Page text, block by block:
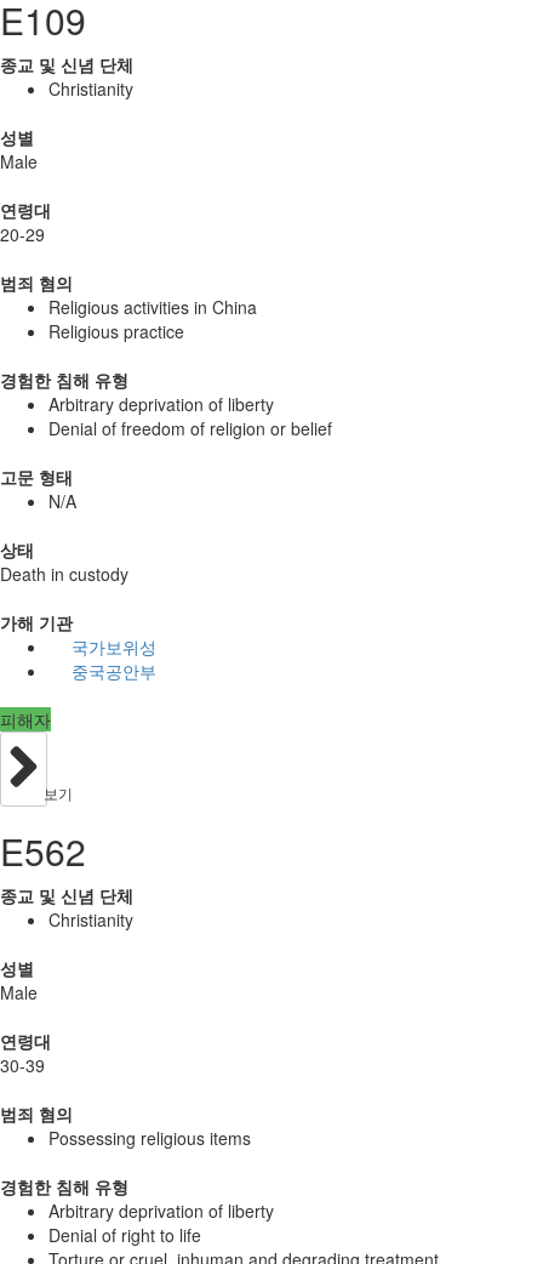
E109
종교 및 신념 단체
Christianity
성별
Male
연령대
20-29
범죄 혐의
Religious activities in China
Religious practice
경험한 침해 유형
Arbitrary deprivation of liberty
Denial of freedom of religion or belief
고문 형태
N/A
상태
Death in custody
가해 기관
국가보위성
중국공안부
피해자
보기
E562
종교 및 신념 단체
Christianity
성별
Male
연령대
30-39
범죄 혐의
Possessing religious items
경험한 침해 유형
Arbitrary deprivation of liberty
Denial of right to life